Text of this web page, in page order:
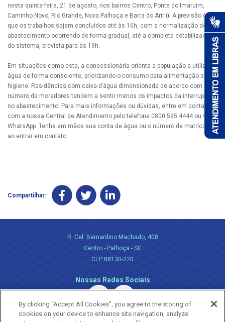
nesta quinta-feira, 21 de agosto, nos bairros Centro, Ponte do Imaruim,
Caminho Novo, Rio Grande, Nova Palhoça e Barra do Aririú. A previsão é de
que os trabalhos sejam concluídos até às 16h, com a normalização do
abastecimento ocorrendo de forma gradual, até a completa estabilização
do sistema, prevista para às 19h.
Em situações como esta, a concessionária orienta a população a utilizar a
água de forma consciente, priorizando o consumo para alimentação e
higiene. Residências com caixa-d’água dimensionada de acordo com o
número de moradores tendem a sentir menos os impactos da interrupção
no abastecimento. Para mais informações ou dúvidas, entre em contato
com a nossa Central de Atendimento pelo telefone 0800 595 4444 ou via
WhatsApp. Tenha em mãos sua conta de água ou o número de matrícula
ao entrar em contato.
Compartilhar:
R. Cel. Bernardino Machado, 408
Centro - Palhoça - SC
CEP 88130-220
Nossas Redes Sociais
By clicking “Accept All Cookies”, you agree to the storing of
cookies on your device to enhance site navigation, analyze